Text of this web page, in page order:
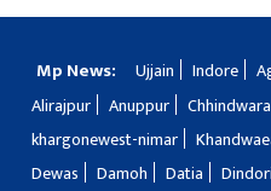
Mp News: Ujjain Indore
Alirajpur
Anuppur Chhindwara
khargonewest-nimar
Dewas
Damoh Datia Dindori